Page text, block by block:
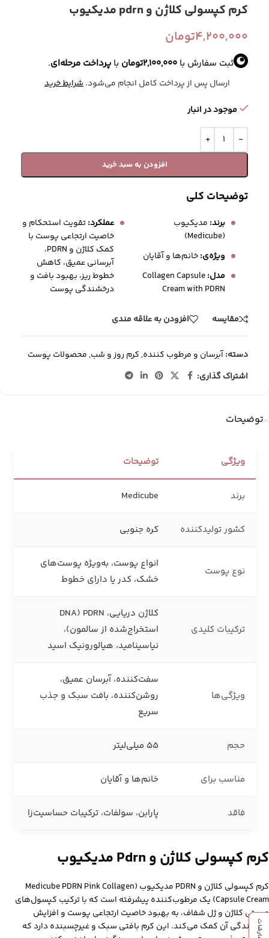
کرم کپسولی کلاژن و pdrn مدیکیوب
4,200,000تومان
ثبت سفارش با 2,100,000تومان با پرداخت مرحله‌ای.
ارسال پس از پرداخت کامل انجام می‌شود.شرایط خرید
موجود در انبار
افزودن به سبد خرید
توضیحات کلی
برند: مدیکیوب
(Medicube)
ویژه‌ی:خانم‌ها و آقایان
مدل:Collagen Capsule
Cream with PDRN
عملکرد:تقویت استحکام و
خاصیت ارتجاعی پوست با
کمک کلاژن و PDRN،
آبرسانی عمیق، کاهش
خطوط ریز، بهبود بافت و
درخشندگی پوست
مقایسه افزودن به علاقه مندی
دسته:آبرسان و مرطوب کننده,کرم روز و شب,محصولات پوست
اشتراک گذاری:
توضیحات
ویژگی توضیحات
برند Medicube
کشور تولیدکننده کره جنوبی
نوع پوست
انواع پوست، به‌ویژه پوست‌های
خشک، کدر یا دارای خطوط
ترکیبات کلیدی
کلاژن دریایی، PDRN (DNA
استخراج‌شده از سالمون)،
نیاسینامید، هیالورونیک اسید
ویژگی‌ها
سفت‌کننده، آبرسان عمیق،
روشن‌کننده، بافت سبک و جذب
سریع
حجم 55 میلی‌لیتر
مناسب برای خانم‌ها و آقایان
فاقد پارابن، سولفات، ترکیبات حساسیت‌زا
کرم کپسولی کلاژن و Pdrn مدیکیوب
کرم کپسولی کلاژن و PDRN مدیکیوب (Medicube PDRN Pink Collagen
Capsule Cream) یک مرطوب‌کننده پیشرفته است که با ترکیب کپسول‌های
صورتی کلاژن و ژل شفاف، به بهبود خاصیت ارتجاعی پوست و افزایش
درخشندگی آن کمک می‌کند. این کرم بافتی سبک و غیرچسبنده دارد که